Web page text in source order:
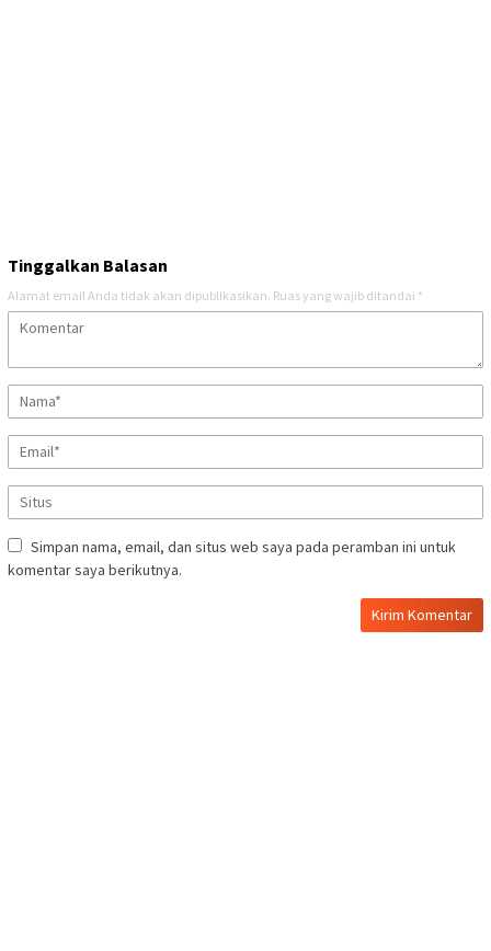
Tinggalkan Balasan
Alamat email Anda tidak akan dipublikasikan. Ruas yang wajib ditandai *
Simpan nama, email, dan situs web saya pada peramban ini untuk
komentar saya berikutnya.